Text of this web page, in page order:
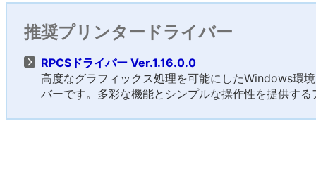
推奨プリンタードライバー
RPCSドライバー Ver.1.16.0.0
高度なグラフィックス処理を可能にしたWindows環
バーです。多彩な機能とシンプルな操作性を提供す